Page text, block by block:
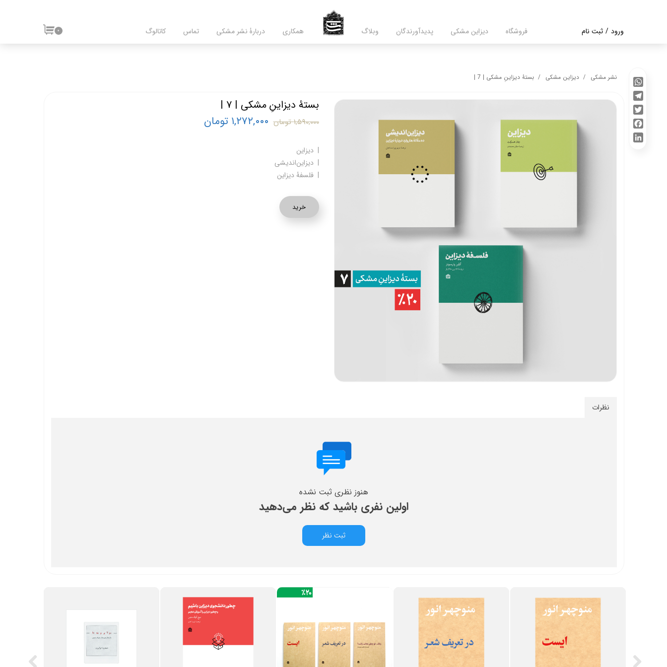
ورود / ثبت نام
۰ همکاری دربارۀ نشر مشکی تماس کاتالوگ فروشگاه دیزاین مشکی پدید‌آورندگان وبلاگ
نشر مشکی دیزاین مشکی بستۀ دیزاینِ مشکی | 7 |
بستۀ دیزاینِ مشکی | 7 |
۱,۵۹۰,۰۰۰ تومان ۱,۲۷۲,۰۰۰ تومان
| دیزاین
| دیزاین‌اندیشی
| فلسفۀ دیزاین
خرید
نظرات
هنوز نظری ثبت نشده
اولین نفری باشید که نظر می‌دهید
ثبت نظر
WhatsApp
Telegram
Twitter
Facebook